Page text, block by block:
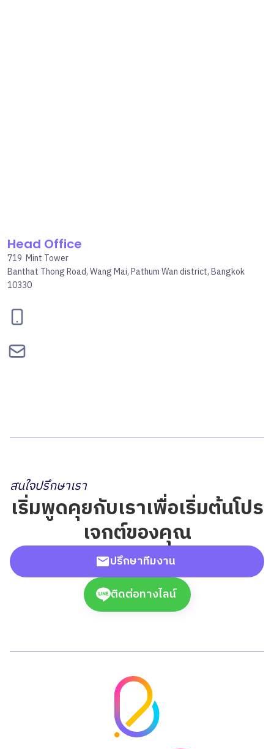
Head Office
719 Mint Tower
Banthat Thong Road, Wang Mai, Pathum Wan district, Bangkok
10330
สนใจปรึกษาเรา
เริ่มพูดคุยกับเราเพื่อเริ่มต้นโปร
เจกต์ของคุณ
ปรึกษาทีมงาน
ติดต่อทางไลน์